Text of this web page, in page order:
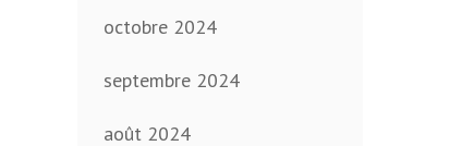
octobre 2024
septembre 2024
août 2024